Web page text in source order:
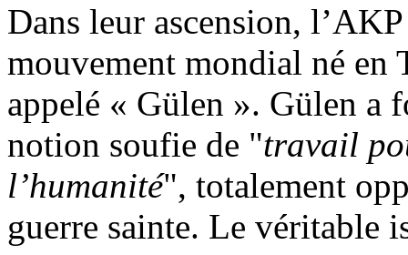
Dans leur ascension,
mouvement mondial né en
appelé « Gülen ». Gülen a
notion soufie de "travail
l’humanité", totalement
guerre sainte. Le véritable